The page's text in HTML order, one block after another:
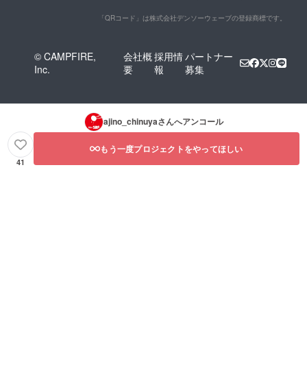
「QRコード」は株式会社デンソーウェーブの登録商標です。
© CAMPFIRE,
Inc.
会社概
要
採用情
報
パートナー
募集
ajino_chinuyaさんへアンコール
41
もう一度プロジェクトをやってほしい